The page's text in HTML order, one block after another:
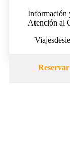
Información
Atención al